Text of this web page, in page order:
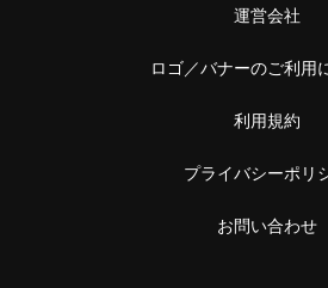
運営会社
ロゴ／バナーのご利用
利用規約
プライバシーポリ
お問い合わせ